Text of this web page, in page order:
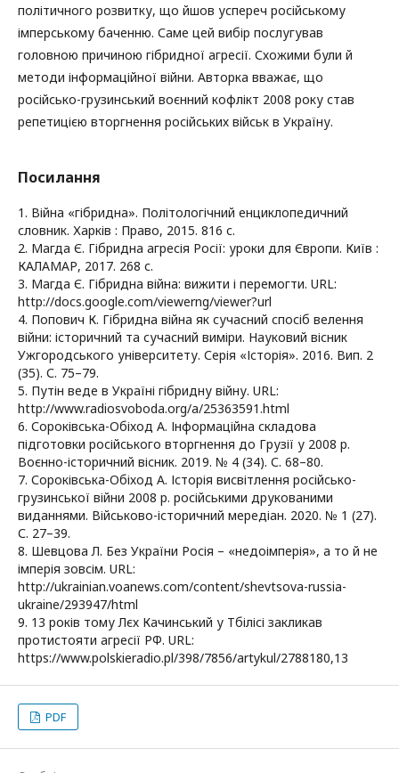
політичного розвитку, що йшов успереч російському
імперському баченню. Саме цей вибір послугував
головною причиною гібридної агресії. Схожими були й
методи інформаційної війни. Авторка вважає, що
російсько-грузинський воєнний кофлікт 2008 року став
репетицією вторгнення російських військ в Україну.
Посилання
1. Війна «гібридна». Політологічний енциклопедичний
словник. Харків : Право, 2015. 816 с.
2. Магда Є. Гібридна агресія Росії: уроки для Європи. Київ :
КАЛАМАР, 2017. 268 с.
3. Магда Є. Гібридна війна: вижити і перемогти. URL:
http://docs.google.com/viewerng/viewer?url
4. Попович К. Гібридна війна як сучасний спосіб велення
війни: історичний та сучасний виміри. Науковий вісник
Ужгородського університету. Серія «Історія». 2016. Вип. 2
(35). С. 75–79.
5. Путін веде в Україні гібридну війну. URL:
http://www.radiosvoboda.org/a/25363591.html
6. Сороківська-Обіход А. Інформаційна складова
підготовки російського вторгнення до Грузії у 2008 р.
Воєнно-історичний вісник. 2019. № 4 (34). С. 68–80.
7. Сороківська-Обіход А. Історія висвітлення російсько-
грузинської війни 2008 р. російськими друкованими
виданнями. Військово-історичний мередіан. 2020. № 1 (27).
С. 27–39.
8. Шевцова Л. Без України Росія – «недоімперія», а то й не
імперія зовсім. URL:
http://ukrainian.voanews.com/content/shevtsova-russia-
ukraine/293947/html
9. 13 років тому Лєх Качинський у Тбілісі закликав
протистояти агресії РФ. URL:
https://www.polskieradio.pl/398/7856/artykul/2788180,13
PDF